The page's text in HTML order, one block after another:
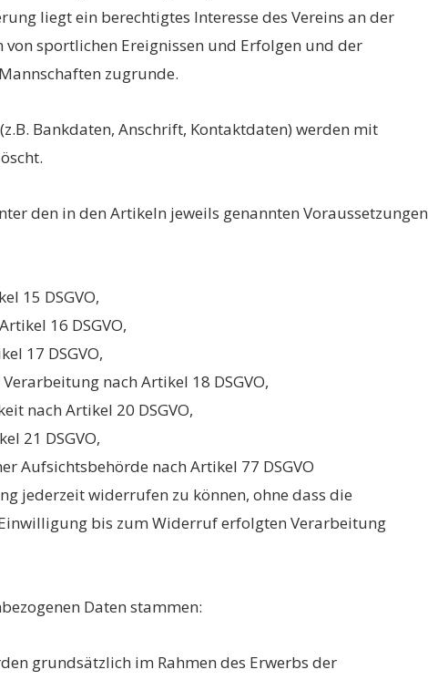
liegt ein berechtigtes Interesse des Vereins an der
sportlichen Ereignissen und Erfolgen und der
zugrunde.
Bankdaten, Anschrift, Kontaktdaten) werden mit
den in den Artikeln jeweils genannten Voraussetzungen
15 DSGVO,
16 DSGVO,
17 DSGVO,
nach Artikel 18 DSGVO,
nach Artikel 20 DSGVO,
21 DSGVO,
Aufsichtsbehörde nach Artikel 77 DSGVO
jederzeit widerrufen zu können, ohne dass die
bis zum Widerruf erfolgten Verarbeitung
Daten stammen:
grundsätzlich im Rahmen des Erwerbs der